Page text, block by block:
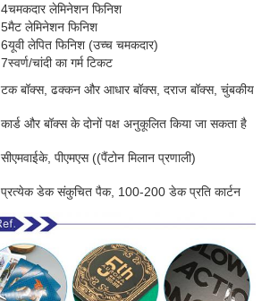
4चमकदार लेमिनेशन फिनिश
5मैट लेमिनेशन फिनिश
6यूवी लेपित फिनिश (उच्च चमकदार)
7स्वर्ण/चांदी का गर्म टिकट
टक बॉक्स, ढक्कन और आधार बॉक्स, दराज बॉक्स, चुंबकीय
कार्ड और बॉक्स के दोनों पक्ष अनुकूलित किया जा सकता है
सीएमवाईके, पीएमएस ((पैंटोन मिलान प्रणाली)
प्रत्येक डेक संकुचित पैक, 100-200 डेक प्रति कार्टन